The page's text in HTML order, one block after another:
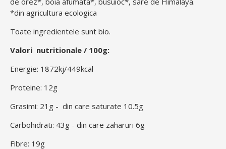
*din agricultura ecologica
Toate ingredientele sunt bio.
Valori nutritionale / 100g:
Energie: 1872kj/449kcal
Proteine: 12g
Grasimi: 21g - din care saturate 10.5g
Carbohidrati: 43g - din care zaharuri 6g
Fibre: 19g